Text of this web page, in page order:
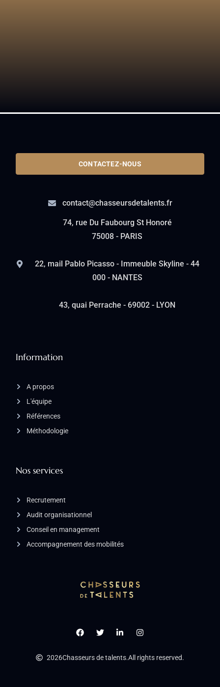
2026Chasseurs de talents.All rights reserved.
Nos services
Recrutement
Audit organisationnel
Conseil en management
Accompagnement des mobilités
Information
A propos
L'équipe
Références
Méthodologie
CONTACTEZ-NOUS
contact@chasseursdetalents.fr
74, rue Du Faubourg St Honoré
75008 - PARIS
22, mail Pablo Picasso - Immeuble Skyline - 44
000 - NANTES
43, quai Perrache - 69002 - LYON